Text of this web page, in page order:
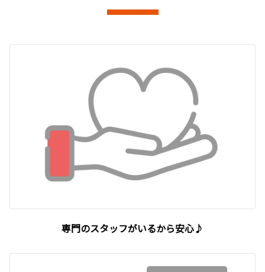
専門のスタッフがいるから安心♪